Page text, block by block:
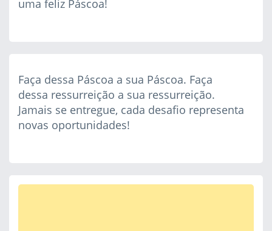
uma feliz Páscoa!
Faça dessa Páscoa a sua Páscoa. Faça
dessa ressurreição a sua ressurreição.
Jamais se entregue, cada desafio representa
novas oportunidades!